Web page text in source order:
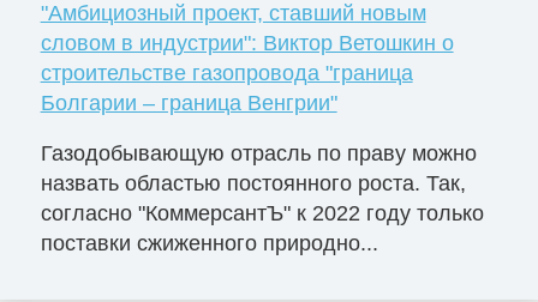
"Амбициозный проект, ставший новым
словом в индустрии": Виктор Ветошкин о
строительстве газопровода "граница
Болгарии – граница Венгрии"
Газодобывающую отрасль по праву можно
назвать областью постоянного роста. Так,
согласно "КоммерсантЪ" к 2022 году только
поставки сжиженного природно...